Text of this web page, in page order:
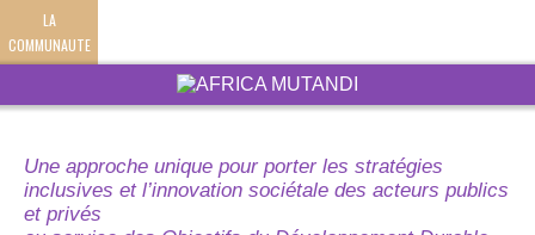
LA
COMMUNAUTE
Une approche unique pour porter les stratégies
inclusives et l’innovation sociétale des acteurs publics
et privés